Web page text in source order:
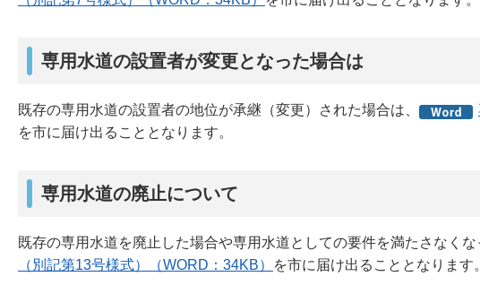
専用水道の設置者が変更となった場合は
既存の専用水道の設置者の地位が承継（変更）された場合は、
を市に届け出ることとなります。
専用水道の廃止について
既存の専用水道を廃止した場合や専用水道としての要件を満たさなくな
（別記第13号様式）（WORD：34KB）
を市に届け出ることとなります。